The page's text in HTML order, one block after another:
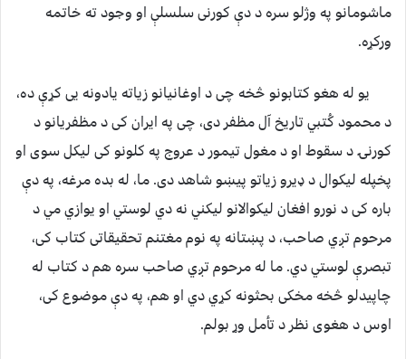
ماشومانو په وژلو سره د دې کورنی سلسلې او وجود ته خاتمه
ورکړه.
یو له هغو کتابونو څخه چی د اوغانیانو زیاته یادونه یی کړې ده،
د محمود کُتبي تاریخ آل مظفر دی، چی په ایران کی د مظفریانو د
کورنۍ د سقوط او د مغول تیمور د عروج په کلونو کی لیکل سوی او
پخپله لیکوال د ډیرو زیاتو پیښو شاهد دی. ما، له بده مرغه، په دې
باره کی د نورو افغان لیکوالانو لیکني نه دي لوستي او یوازي مي د
مرحوم تږي صاحب، د پښتانه په نوم مغتنم تحقیقاتی کتاب کی،
تبصرې لوستي دي. ما له مرحوم تږي صاحب سره هم د کتاب له
چاپیدلو څخه مخکی بحثونه کړي دي او هم، په دې موضوع کی،
اوس د هغوی نظر د تأمل وړ بولم.